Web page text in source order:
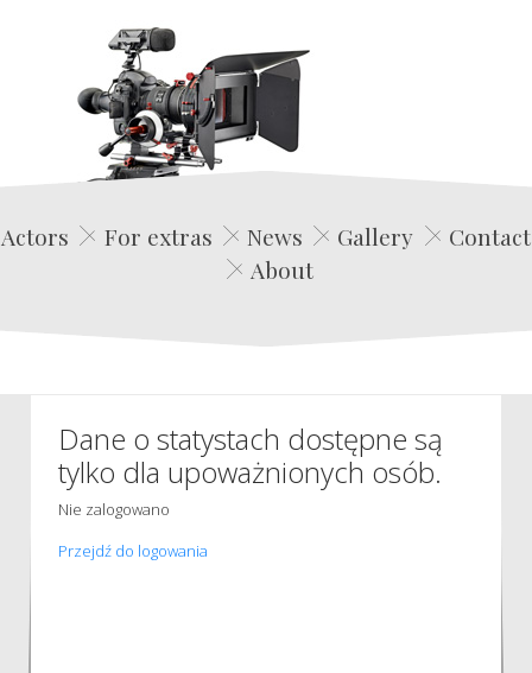
Edwin Film Agencja Aktorska
Actors For extras News Gallery
Contact
About
Dane o statystach dostępne są
tylko dla upoważnionych osób.
Nie zalogowano
Przejdź do logowania